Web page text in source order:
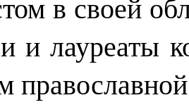
и лауреаты